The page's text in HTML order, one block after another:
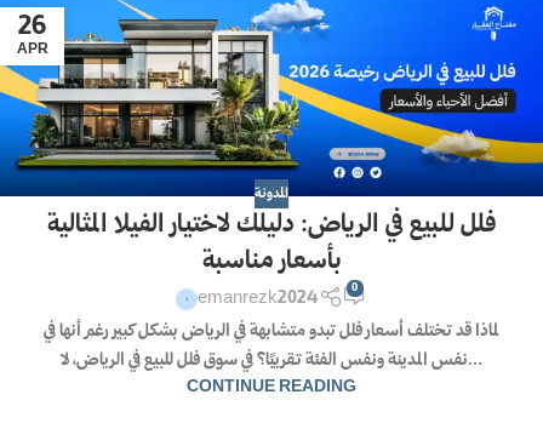
26
APR
المدونة
فلل للبيع في الرياض: دليلك لاختيار الفيلا المثالية
بأسعار مناسبة
emanrezk2024 0
لماذا قد تختلف أسعار فلل تبدو متشابهة في الرياض بشكل كبير رغم أنها في
نفس المدينة ونفس الفئة تقريبًا؟ في سوق فلل للبيع في الرياض، لا...
CONTINUE READING